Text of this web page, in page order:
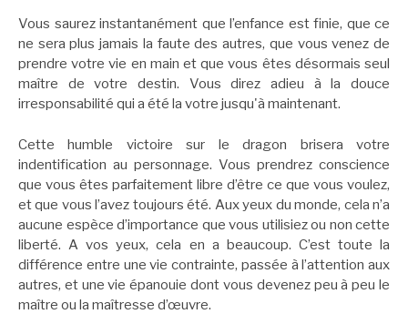
Vous saurez instantanément que l’enfance est finie, que ce
ne sera plus jamais la faute des autres, que vous venez de
prendre votre vie en main et que vous êtes désormais seul
maître de votre destin. Vous direz adieu à la douce
irresponsabilité qui a été la votre jusqu'à maintenant.
Cette humble victoire sur le dragon brisera votre
indentification au personnage. Vous prendrez conscience
que vous êtes parfaitement libre d’être ce que vous voulez,
et que vous l’avez toujours été. Aux yeux du monde, cela n’a
aucune espèce d’importance que vous utilisiez ou non cette
liberté. A vos yeux, cela en a beaucoup. C’est toute la
différence entre une vie contrainte, passée à l’attention aux
autres, et une vie épanouie dont vous devenez peu à peu le
maître ou la maîtresse d’œuvre.